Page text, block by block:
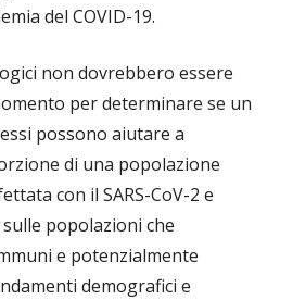
del COVID-19.
non dovrebbero essere
per determinare se un
possono aiutare a
di una popolazione
con il SARS-CoV-2 e
popolazioni che
e potenzialmente
demografici e